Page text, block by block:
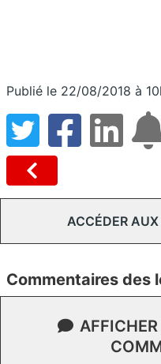
Publié le 22/08/2018 à
ACCÉDER
Commentaires des